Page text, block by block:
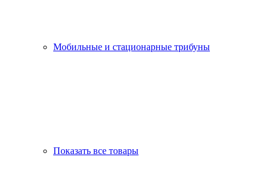
Мобильные и стационарные трибуны
Показать все товары